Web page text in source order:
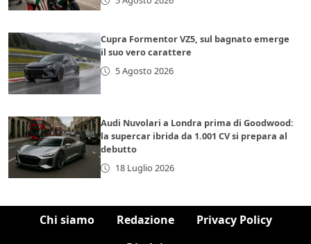
Cupra Formentor VZ5, sul bagnato emerge
il suo vero carattere
5 Agosto 2026
Audi Nuvolari a Londra prima di Goodwood:
la supercar ibrida da 1.001 CV si prepara al
debutto
18 Luglio 2026
Chi siamo Redazione
Privacy Policy